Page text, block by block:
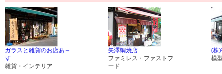
ガラスと雑貨のお店あ～
す
雑貨・インテリア
矢澤鯛焼店
ファミレス・ファストフ
ード
(株
模